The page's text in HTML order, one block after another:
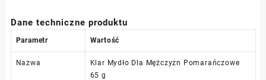
Dane techniczne produktu
Parametr Wartość
Nazwa
Klar Mydło Dla Mężczyzn Pomarańczowe
65 g